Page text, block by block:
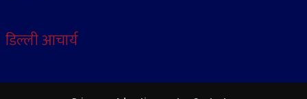
डिल्ली आचार्य